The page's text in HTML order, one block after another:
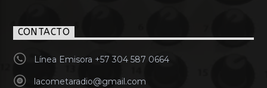
CONTACTO
Línea Emisora +57 304 587 0664
lacometaradio@gmail.com